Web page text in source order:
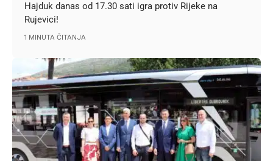
Hajduk danas od 17.30 sati igra protiv Rijeke na
Rujevici!
1 MINUTA ČITANJA